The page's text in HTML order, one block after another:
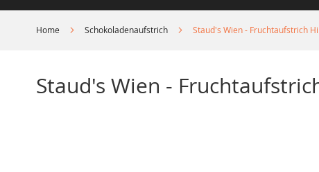
Home Schokoladenaufstrich Staud's Wien - Fruchtaufstrich
Staud's Wien -